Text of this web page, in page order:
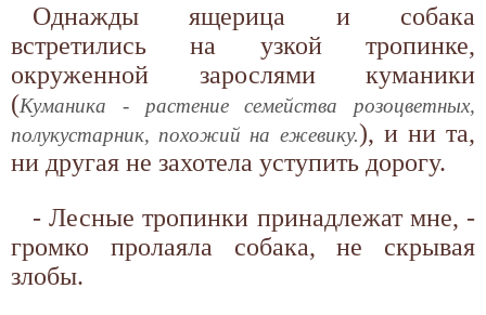
Однажды ящерица и собака
встретились на узкой тропинке,
окруженной зарослями куманики
(Куманика - растение семейства розоцветных,
полукустарник, похожий на ежевику.), и ни та,
ни другая не захотела уступить дорогу.
- Лесные тропинки принадлежат мне, -
громко пролаяла собака, не скрывая
злобы.